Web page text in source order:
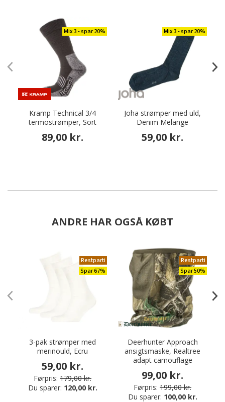
Mix 3 - spar 20%
Kramp Technical 3/4
termostrømper, Sort
89,00 kr.
Mix 3 - spar 20%
Joha strømper med uld,
Denim Melange
59,00 kr.
ANDRE HAR OGSÅ KØBT
Restparti
Spar 67%
3-pak strømper med
merinould, Ecru
59,00 kr.
Førpris: 179,00 kr.
Du sparer: 120,00 kr.
Restparti
Spar 50%
Deerhunter Approach
ansigtsmaske, Realtree
adapt camouflage
99,00 kr.
Førpris: 199,00 kr.
Du sparer: 100,00 kr.